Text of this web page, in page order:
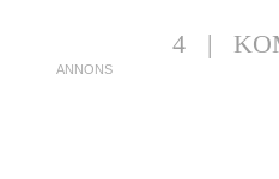
4 |